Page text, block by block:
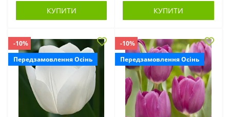
КУПИТИ КУПИТИ
-10%
Передзамовлення Осінь
-10%
Передзамовлення Осінь